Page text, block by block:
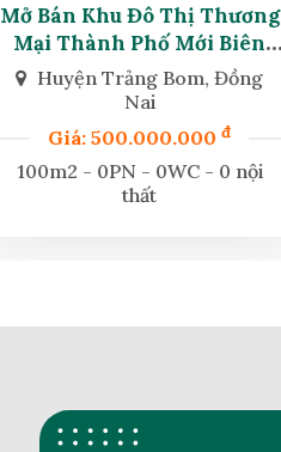
Mở Bán Khu Đô Thị Thương
Mại Thành Phố Mới Biên
Hòa
Huyện Trảng Bom, Đồng
Nai
Giá: 500.000.000 đ
100m2 - 0PN - 0WC - 0 nội
thất